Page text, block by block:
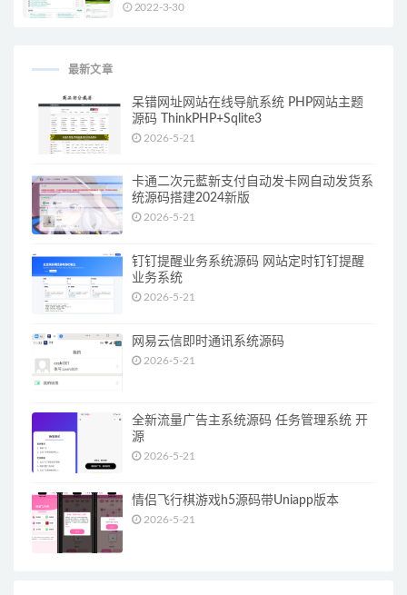
2022-3-30
最新文章
呆错网址网站在线导航系统 PHP网站主题
源码 ThinkPHP+Sqlite3
2026-5-21
卡通二次元藍新支付自动发卡网自动发货系
统源码搭建2024新版
2026-5-21
钉钉提醒业务系统源码 网站定时钉钉提醒
业务系统
2026-5-21
网易云信即时通讯系统源码
2026-5-21
全新流量广告主系统源码 任务管理系统 开
源
2026-5-21
情侣飞行棋游戏h5源码带Uniapp版本
2026-5-21